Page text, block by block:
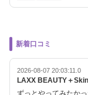
新着口コミ
2026-08-07 20:03:11.0
LAXX BEAUTY＋
ずっとやってみたか